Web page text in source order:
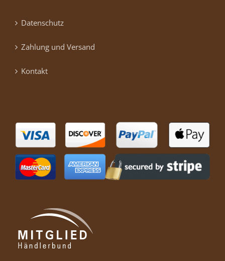
Datenschutz
Zahlung und Versand
Kontakt